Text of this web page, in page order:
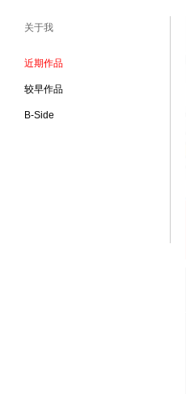
关于我
近期作品
较早作品
B-Side